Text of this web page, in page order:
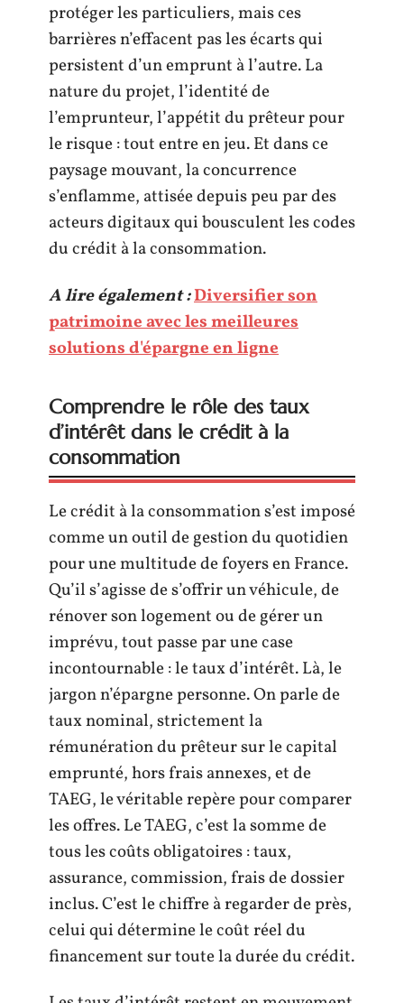
protéger les particuliers, mais ces
barrières n’effacent pas les écarts qui
persistent d’un emprunt à l’autre. La
nature du projet, l’identité de
l’emprunteur, l’appétit du prêteur pour
le risque : tout entre en jeu. Et dans ce
paysage mouvant, la concurrence
s’enflamme, attisée depuis peu par des
acteurs digitaux qui bousculent les codes
du crédit à la consommation.
A lire également :Diversifier son
patrimoine avec les meilleures
solutions d'épargne en ligne
Comprendre le rôle des taux
d’intérêt dans le crédit à la
consommation
Le crédit à la consommation s’est imposé
comme un outil de gestion du quotidien
pour une multitude de foyers en France.
Qu’il s’agisse de s’offrir un véhicule, de
rénover son logement ou de gérer un
imprévu, tout passe par une case
incontournable : le taux d’intérêt. Là, le
jargon n’épargne personne. On parle de
taux nominal, strictement la
rémunération du prêteur sur le capital
emprunté, hors frais annexes, et de
TAEG, le véritable repère pour comparer
les offres. Le TAEG, c’est la somme de
tous les coûts obligatoires : taux,
assurance, commission, frais de dossier
inclus. C’est le chiffre à regarder de près,
celui qui détermine le coût réel du
financement sur toute la durée du crédit.